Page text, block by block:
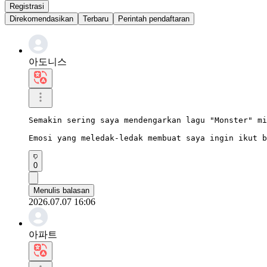
Registrasi
Direkomendasikan
Terbaru Perintah pendaftaran
아도니스
Semakin sering saya mendengarkan lagu "Monster"
Emosi yang meledak-ledak membuat saya ingin ikut
0
Menulis balasan
2026.07.07 16:06
아파트